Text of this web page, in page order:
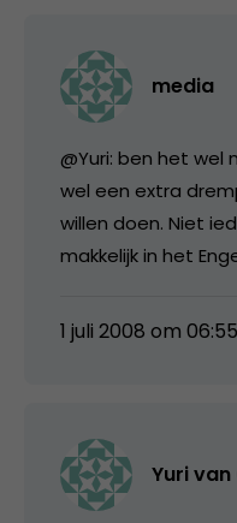
media
@Yuri: ben het
wel een extra
willen doen. Niet
makkelijk in het
1 juli 2008 om 06:55
Yuri van